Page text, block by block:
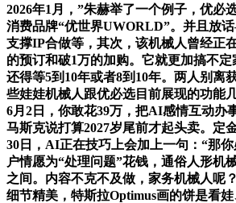
2026年1月，”朱赫举了一个例子，优必
消费品牌“优世界UWORLD”。并且放
支撑IP合做等，其次，该机械人曾经正
的预订和破1万的加购。它就更加搞不
还得等5到10年或者8到10年。两人别离
些娃娃机械人跟优必选目前展现的功能
6月2日，你敢花39万，把AI感情互动办
马斯克说打算2027岁尾前才起头卖。定
30日，AI正在技巧上会加上一句：“那
户情愿为“处理问题”花钱，通俗人形机
之间。内容不克不及做，家务机械人呢
细节精美，特斯拉Optimus画的饼是看娃